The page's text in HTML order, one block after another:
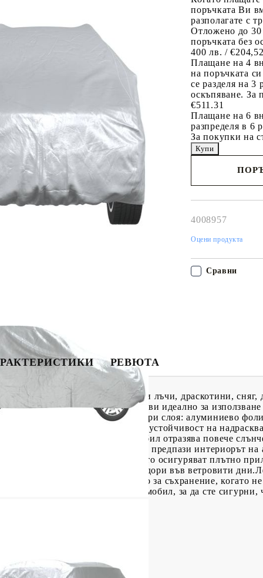
поръчката Ви
разполагате с
Отложено до 30
поръчката без
400 лв. / €204,52
Плащане на 4
на поръчката
се разделя на 3
оскъпяване. За
€511.31
Плащане на 6
разпределя в 6
За покупки на
4008957
Оцени продукта
Сравни
РЕВЮТА
ви от ултравиолетови лъчи, драскотини,
изпражнения, което го прави идеално за
за автомобил е изработено от три слоя: алуминиево
защита от прах, UV защита и устойчивост на
на покривалото за автомобил отразява повече
горещо време. Това помага да се предпази интериорът
краища на покривалото осигуряват плътно
долната част го държат здраво дори във ветровити
което го прави лесно за съхранение, когато
точни размери на вашия автомобил, за да сте сигурни,